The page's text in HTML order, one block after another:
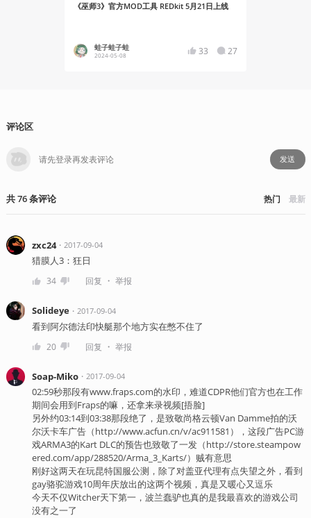
《巫师3》官方MOD工具 REDkit 5月21日上线
蛙子蛙子蛙
2024-05-08 33 27
评论区
发送
共76条评论 热门 最新
zxc24・ 2017-09-04
猎膜人3：狂日
34 回复 ・ 举报
Solideye・ 2017-09-04
看到阿尔德法印快艇那个地方实在憋不住了
20 回复 ・ 举报
Soap-Miko・ 2017-09-04
02:59秒那段有www.fraps.com的水印，难道CDPR他们官方也在工作
期间会用到Fraps的嘛，还拿来录视频[捂脸]
另外约03:14到03:38那段绝了，是致敬尚格云顿Van Damme拍的沃
尔沃卡车广告（http://www.acfun.cn/v/ac911581），这段广告PC游
戏ARMA3的Kart DLC的预告也致敬了一发（http://store.steampow
ered.com/app/288520/Arma_3_Karts/）贼有意思
刚好这两天在玩昆特国服公测，除了对盖亚代理有点失望之外，看到
gay骆驼游戏10周年庆放出的这两个视频，真是又暖心又逗乐
今天不仅Witcher天下第一，波兰蠢驴也真的是我最喜欢的游戏公司
没有之一了